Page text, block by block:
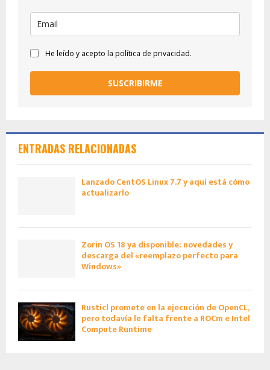
He leído y acepto la política de privacidad.
SUSCRIBIRME
ENTRADAS RELACIONADAS
Lanzado CentOS Linux 7.7 y aquí está cómo
actualizarlo
Zorin OS 18 ya disponible: novedades y
descarga del «reemplazo perfecto para
Windows»
Rusticl promete en la ejecución de OpenCL,
pero todavía le falta frente a ROCm e Intel
Compute Runtime